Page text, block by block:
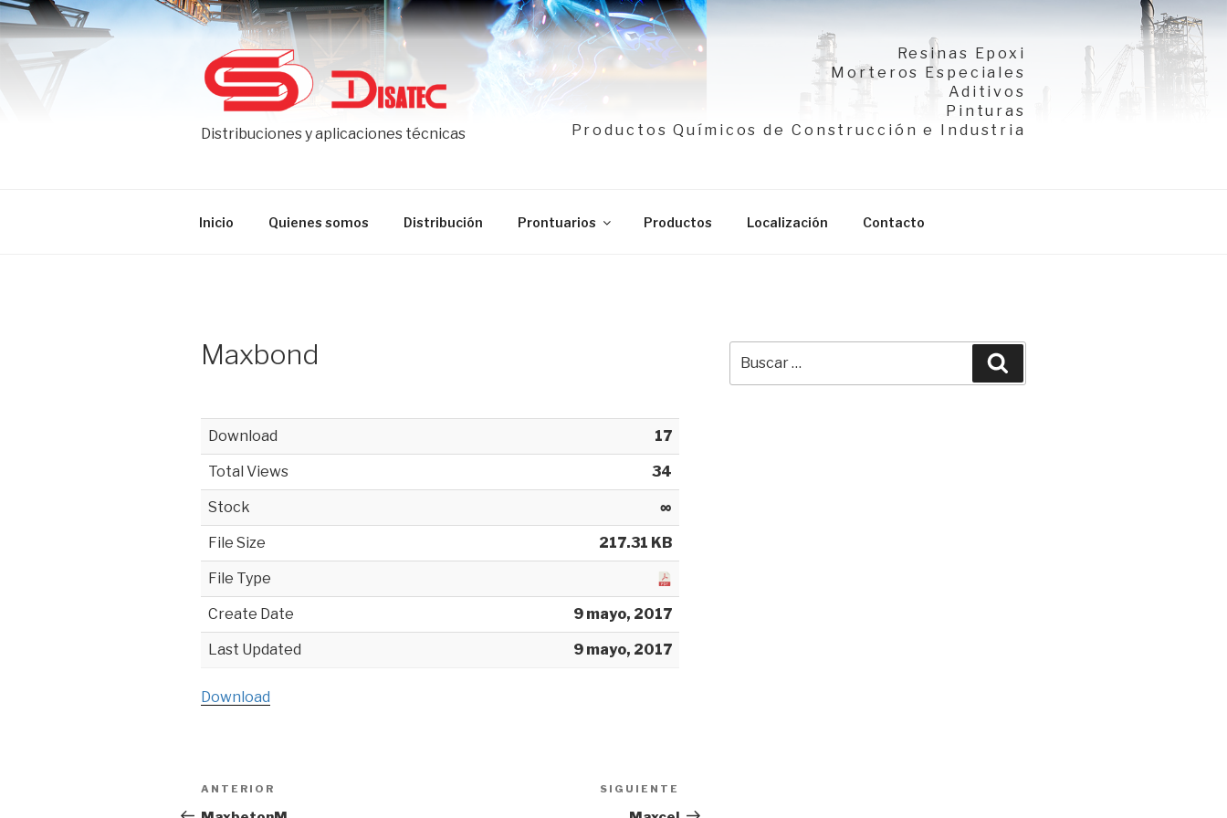
Ir
al
contenido
Resinas Epoxi
Morteros Especiales
Aditivos
Pinturas
Productos Químicos de Construcción e Industria
Distribuciones y aplicaciones técnicas
Inicio Quienes somos Distribución Prontuarios Productos Localización Contacto
Maxbond
Download 17
Total Views 34
Stock ∞
File Size 217.31 KB
File Type
Create Date 9 mayo, 2017
Last Updated 9 mayo, 2017
Download
Navegación
Entrada
anterior:
ANTERIOR
entrada
SIGUIENTE
por: